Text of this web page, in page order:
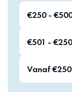
voor vlees, of als
diegenen die hun
Schud de verpakking
Italiaanse kruiden en
€250 -
€501 -
Vanaf